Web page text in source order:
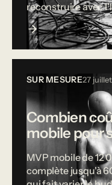
reconstruire avec
SUR MESURE27
Combien
mobile pour
MVP mobile de 12
complète jusqu'à